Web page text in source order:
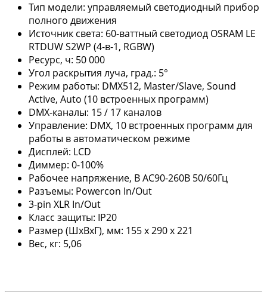
Тип модели: управляемый светодиодный прибор
полного движения
Источник света: 60-ваттный светодиод OSRAM LE
RTDUW S2WP (4-в-1, RGBW)
Ресурс, ч: 50 000
Угол раскрытия луча, град.: 5°
Режим работы: DMX512, Master/Slave, Sound
Active, Auto (10 встроенных программ)
DMX-каналы: 15 / 17 каналов
Управление: DMX, 10 встроенных программ для
работы в автоматическом режиме
Дисплей: LCD
Диммер: 0-100%
Рабочее напряжение, В AC90-260В 50/60Гц
Разъемы: Powercon In/Out
3-pin XLR In/Out
Класс защиты: IP20
Размер (ШхВхГ), мм: 155 х 290 х 221
Вес, кг: 5,06